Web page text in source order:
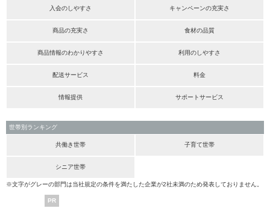
入会のしやすさ キャンペーンの充実さ
商品の充実さ 食材の品質
商品情報のわかりやすさ 利用のしやすさ
配送サービス 料金
情報提供 サポートサービス
世帯別ランキング
共働き世帯 子育て世帯
シニア世帯
※文字がグレーの部門は当社規定の条件を満たした企業が2社未満のため発表しておりません。
PR